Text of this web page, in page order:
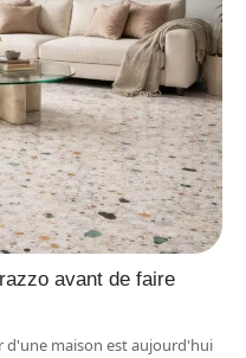
avant de faire
d'une maison est aujourd'hui